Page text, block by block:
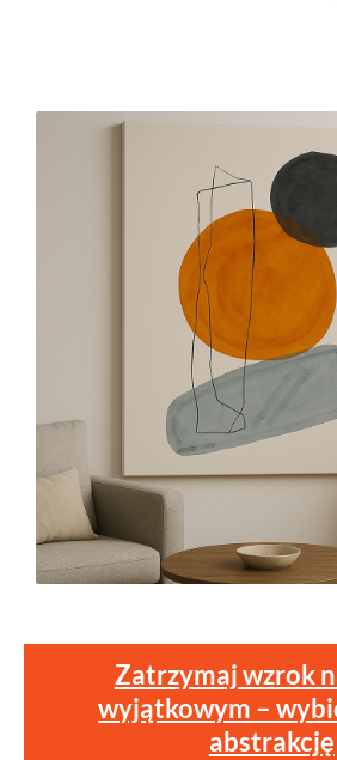
Zatrzymaj wzrok
wyjątkowym –
abstrakcję